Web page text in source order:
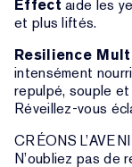
Effect aide les
et plus liftés.
Resilience
intensément
repulpé, souple
Réveillez-vous
CRÉONS
N’oubliez pas de